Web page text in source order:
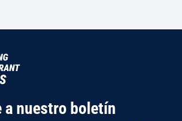
a nuestro boletín